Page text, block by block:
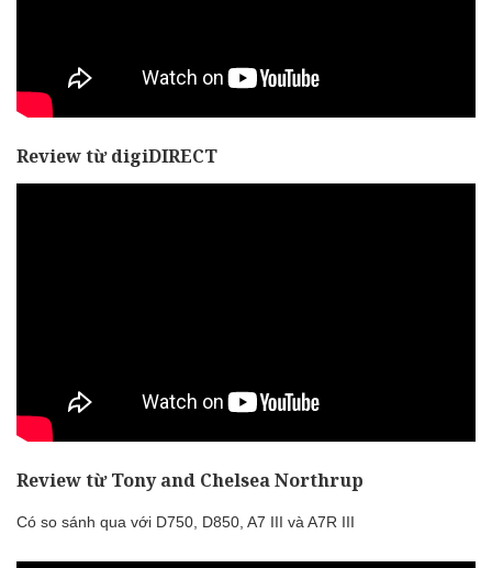
Review từ digiDIRECT
Review từ Tony and Chelsea Northrup
Có so sánh qua với D750, D850, A7 III và A7R III